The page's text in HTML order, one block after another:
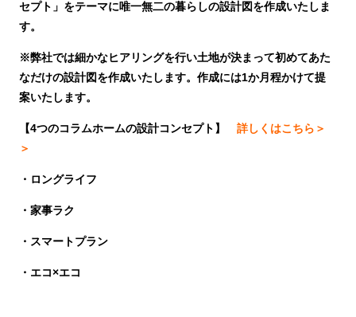
セプト」をテーマに唯一無二の暮らしの設計図を作成いたしま
す。
※弊社では細かなヒアリングを行い土地が決まって初めてあた
なだけの設計図を作成いたします。作成には1か月程かけて提
案いたします。
【4つのコラムホームの設計コンセプト】詳しくはこちら＞
＞
・ロングライフ
・家事ラク
・スマートプラン
・エコ×エコ